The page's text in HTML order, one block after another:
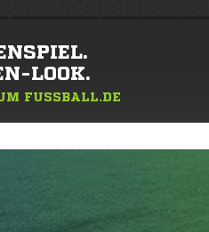
LOOK.
FUSSBALL.DE